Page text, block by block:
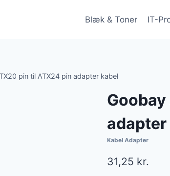
Blæk & Toner IT-
pin til ATX24 pin adapter kabel
adapter
Kabel Adapter
31,25 kr.